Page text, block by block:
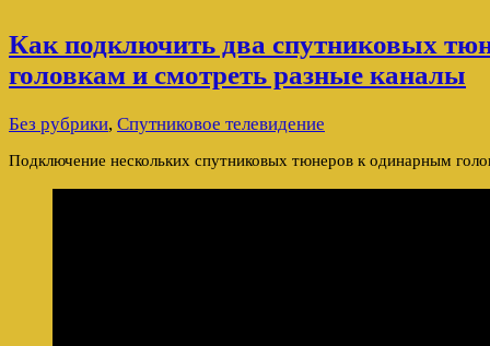
Как подключить два спутниковых
головкам и смотреть разные каналы
Без рубрики, Спутниковое телевидение
Подключение нескольких спутниковых тюнеров к одинарным